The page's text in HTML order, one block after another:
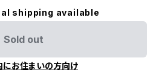
shipping available
Sold out
にお住まいの方向け